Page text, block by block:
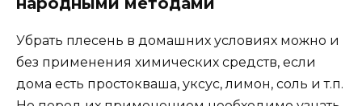
Убрать плесень в домашних условиях можно и
без применения химических средств, если
дома есть простокваша, уксус, лимон, соль и т.п.